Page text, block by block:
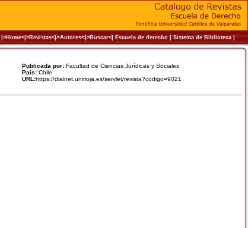
|>Home<|>Revistas<|>Autores<|>Buscar<|Escuela de derecho|Sistema de Biblioteca|
Publicada por: Facultad de Ciencias Jurídicas y Sociales
País: Chile
URL:https://dialnet.unirioja.es/servlet/revista?codigo=9021